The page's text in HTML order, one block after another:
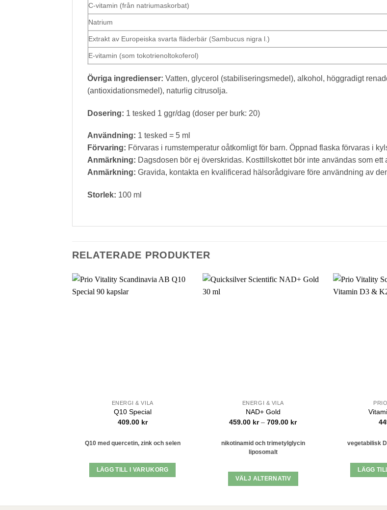
C-vitamin (från natriumaskorbat)
Natrium
Extrakt av Europeiska svarta fläderbär (Sambucus nigra l.)
E-vitamin (som tokotrienoltokoferol)
Övriga ingredienser: Vatten, glycerol (stabiliseringsmedel), alkohol, höggradigt
(antioxidationsmedel), naturlig citrusolja.
Dosering: 1 tesked 1 ggr/dag (doser per burk: 20)
Användning: 1 tesked = 5 ml
Förvaring: Förvaras i rumstemperatur oåtkomligt för barn. Öppnad flaska förvaras i
Anmärkning: Dagsdosen bör ej överskridas. Kosttillskottet bör inte användas som
Anmärkning: Gravida, kontakta en kvalificerad hälsorådgivare före användning av
Storlek: 100 ml
RELATERADE PRODUKTER
ENERGI & VILA
Q10 Special
409.00 kr
Q10 med quercetin, zink och selen
LÄGG TILL I VARUKORG
ENERGI & VILA
NAD+ Gold
459.00 kr – 709.00 krPrisintervall:
709.00 kr
nikotinamid och trimetylglycin
liposomalt
VÄLJ ALTERNATIV
vegetabilisk
LÄGG